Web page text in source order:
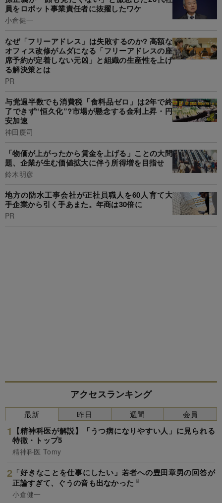
員をロボット事業責任者に抜擢したワケ
小倉健一
なぜ「フリーアドレス」は失敗するのか? 高額な
オフィス改修がムダになる「フリーアドレスの座
席予約が定着しない元凶」と組織の生産性を上げ
る解決策とは
PR
与党過半数でも消費税「食料品ゼロ」は2年で終
了できず“恒久化”?市場が懸念する金利上昇・円
安加速
神田慶司
「物価が上がったから賃金を上げる」ことの大問
題、企業が生む価値拡大に伴う所得増を目指せ
鈴木明彦
地方の防水工事会社が正社員職人を60人育て大
手企業から引く手あまた。年商は30倍に
PR
アクセスランキング
最新
【精神科医が解説】「うつ病になりやすい人」に見られる
特徴・トップ5
精神科医 Tomy
「好きなことを仕事にしたい」若者への豊田章男の回答が
正論すぎて、ぐうの音も出なかった
小倉健一
昨日 週間 会員